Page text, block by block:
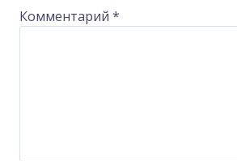
Комментарий *